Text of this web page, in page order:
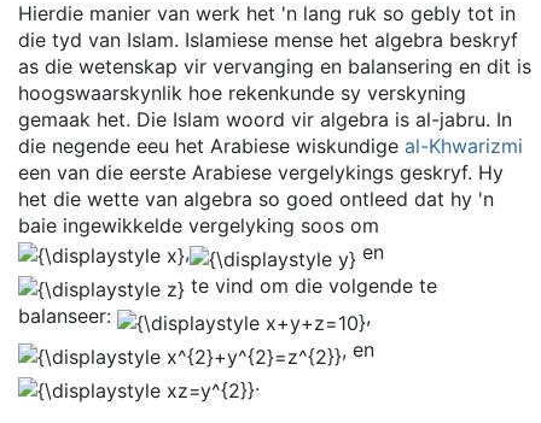
Hierdie manier van werk het 'n lang ruk so gebly tot in
die tyd van Islam. Islamiese mense het algebra beskryf
as die wetenskap vir vervanging en balansering en dit is
hoogswaarskynlik hoe rekenkunde sy verskyning
gemaak het. Die Islam woord vir algebra is al-jabru. In
die negende eeu het Arabiese wiskundige al-Khwarizmi
een van die eerste Arabiese vergelykings geskryf. Hy
het die wette van algebra so goed ontleed dat hy 'n
baie ingewikkelde vergelyking soos om
,
en
te vind om die volgende te
balanseer:
,
, en
.